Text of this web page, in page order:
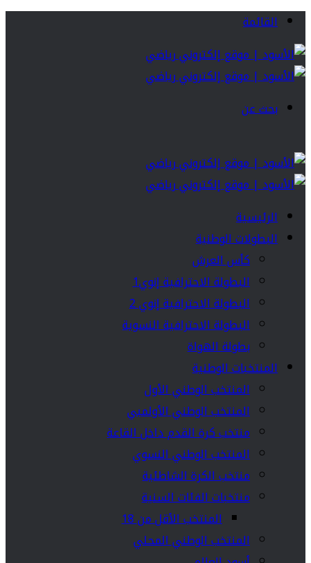
القائمة
بحث عن
الرئيسية
البطولات الوطنية
كأس العرش
البطولة الاحترافية إنوي1
البطولة الاحترافية إنوي 2
البطولة الاحترافية النسوية
بطولة الهواة
المنتخبات الوطنية
المنتخب الوطني الأول
المنتخب الوطني الأولمبي
منتخب كرة القدم داخل القاعة
المنتخب الوطني النسوي
منتخب الكرة الشاطئية
منتخبات الفئات السنية
المنتخب الأقل من 18
المنتخب الوطني المحلي